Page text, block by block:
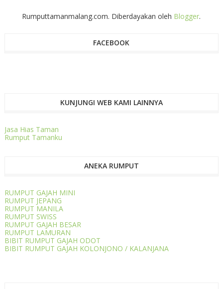
Rumputtamanmalang.com. Diberdayakan oleh Blogger.
FACEBOOK
KUNJUNGI WEB KAMI LAINNYA
Jasa Hias Taman
Rumput Tamanku
ANEKA RUMPUT
RUMPUT GAJAH MINI
RUMPUT JEPANG
RUMPUT MANILA
RUMPUT SWISS
RUMPUT GAJAH BESAR
RUMPUT LAMURAN
BIBIT RUMPUT GAJAH ODOT
BIBIT RUMPUT GAJAH KOLONJONO / KALANJANA